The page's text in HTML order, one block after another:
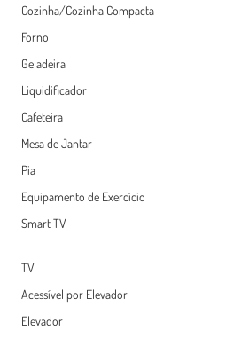
Cozinha/Cozinha Compacta
Forno
Geladeira
Liquidificador
Cafeteira
Mesa de Jantar
Pia
Equipamento de Exercício
Smart TV
TV
Acessível por Elevador
Elevador